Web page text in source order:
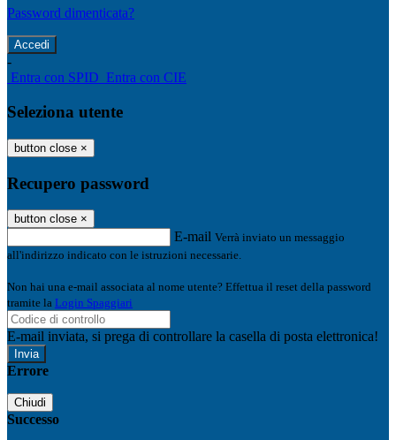
Password dimenticata?
-
Entra con SPID Entra con CIE
Seleziona utente
button close ×
Recupero password
button close ×
E-mail Verrà inviato un messaggio
all'indirizzo indicato con le istruzioni necessarie.
Non hai una e-mail associata al nome utente? Effettua il reset della password
tramite la Login Spaggiari
E-mail inviata, si prega di controllare la casella di posta elettronica!
Errore
Chiudi
Successo